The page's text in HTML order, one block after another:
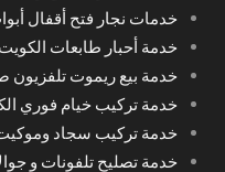
خدمات نجار فتح أقفال
خدمة أحبار طابعات
خدمة بيع ريموت تلفزيون
خدمة تركيب خيام فوري
خدمة تركيب سجاد
خدمة تصليح تلفونات و